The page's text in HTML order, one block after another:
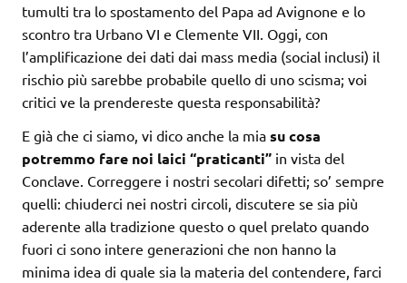
tumulti tra lo spostamento del Papa ad Avignone e lo
scontro tra Urbano VI e Clemente VII. Oggi, con
l’amplificazione dei dati dai mass media (social inclusi) il
rischio più sarebbe probabile quello di uno scisma; voi
critici ve la prendereste questa responsabilità?
E già che ci siamo, vi dico anche la mia su cosa
potremmo fare noi laici “praticanti” in vista del
Conclave. Correggere i nostri secolari difetti; so’ sempre
quelli: chiuderci nei nostri circoli, discutere se sia più
aderente alla tradizione questo o quel prelato quando
fuori ci sono intere generazioni che non hanno la
minima idea di quale sia la materia del contendere, farci